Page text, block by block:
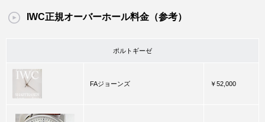
IWC正規オーバーホール料金（参考）
ポルトギーゼ
FAジョーンズ ￥52,000